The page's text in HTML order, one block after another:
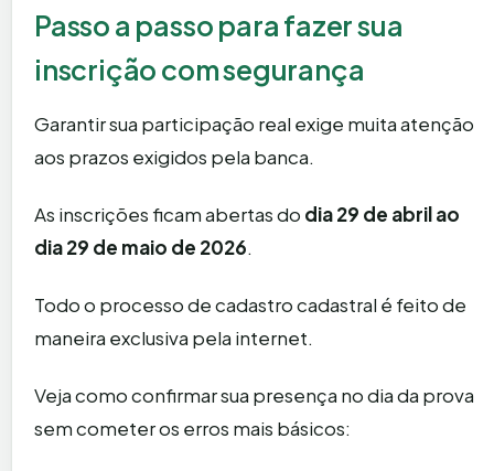
Passo a passo para fazer sua
inscrição com segurança
Garantir sua participação real exige muita atenção
aos prazos exigidos pela banca.
As inscrições ficam abertas do dia 29 de abril ao
dia 29 de maio de 2026.
Todo o processo de cadastro cadastral é feito de
maneira exclusiva pela internet.
Veja como confirmar sua presença no dia da prova
sem cometer os erros mais básicos: